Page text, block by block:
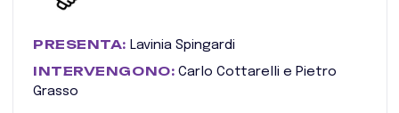
PRESENTA: Lavinia Spingardi
INTERVENGONO: Carlo Cottarelli e Pietro
Grasso